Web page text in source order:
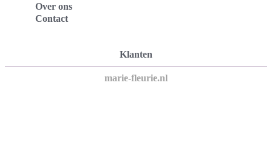
Over ons
Contact
Klanten
marie-fleurie.nl